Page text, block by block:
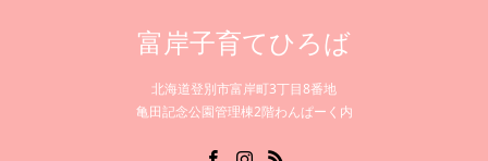
富岸子育てひろば
北海道登別市富岸町3丁目8番地
亀田記念公園管理棟2階わんぱーく内